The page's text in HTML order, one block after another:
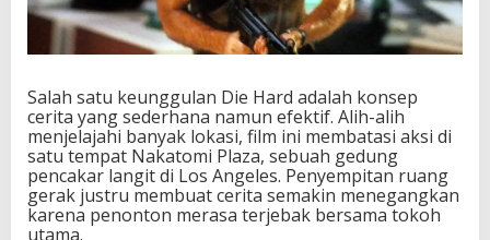
Salah satu keunggulan Die Hard adalah konsep
cerita yang sederhana namun efektif. Alih-alih
menjelajahi banyak lokasi, film ini membatasi aksi di
satu tempat Nakatomi Plaza, sebuah gedung
pencakar langit di Los Angeles. Penyempitan ruang
gerak justru membuat cerita semakin menegangkan
karena penonton merasa terjebak bersama tokoh
utama.